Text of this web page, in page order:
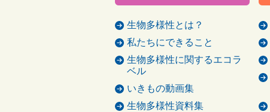
生物多様性とは？
私たちにできること
生物多様性に関するエコラ
ベル
いきもの動画集
生物多様性資料集